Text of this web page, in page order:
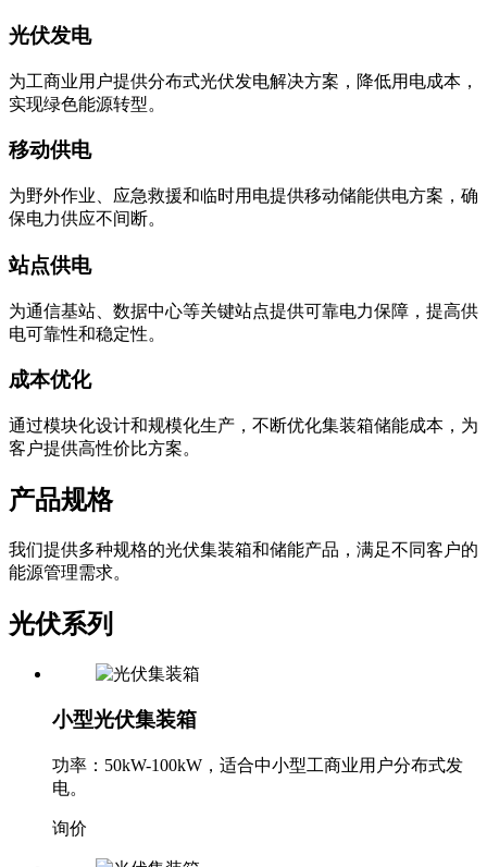
光伏发电
为工商业用户提供分布式光伏发电解决方案，降低用电成本，
实现绿色能源转型。
移动供电
为野外作业、应急救援和临时用电提供移动储能供电方案，确
保电力供应不间断。
站点供电
为通信基站、数据中心等关键站点提供可靠电力保障，提高供
电可靠性和稳定性。
成本优化
通过模块化设计和规模化生产，不断优化集装箱储能成本，为
客户提供高性价比方案。
产品规格
我们提供多种规格的光伏集装箱和储能产品，满足不同客户的
能源管理需求。
光伏系列
小型光伏集装箱
功率：50kW-100kW，适合中小型工商业用户分布式发
电。
询价